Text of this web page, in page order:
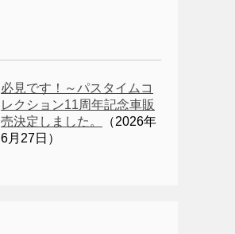
必見です！～パスタイムコ
レクション11周年記念車販
売決定しました。
（2026年
6月27日）